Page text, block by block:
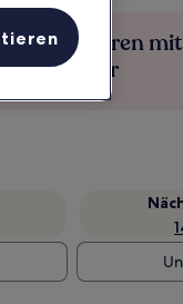
Mehr sparen
Mitglieder